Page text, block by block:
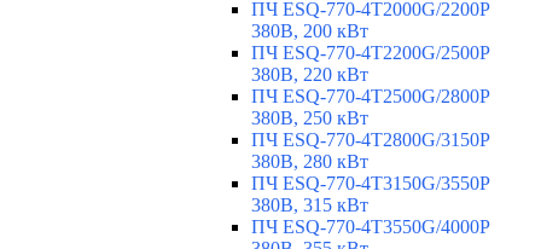
ПЧ ESQ-770-4T2000G/2200P
380В, 200 кВт
ПЧ ESQ-770-4T2200G/2500P
380В, 220 кВт
ПЧ ESQ-770-4T2500G/2800P
380В, 250 кВт
ПЧ ESQ-770-4T2800G/3150P
380В, 280 кВт
ПЧ ESQ-770-4T3150G/3550P
380В, 315 кВт
ПЧ ESQ-770-4T3550G/4000P